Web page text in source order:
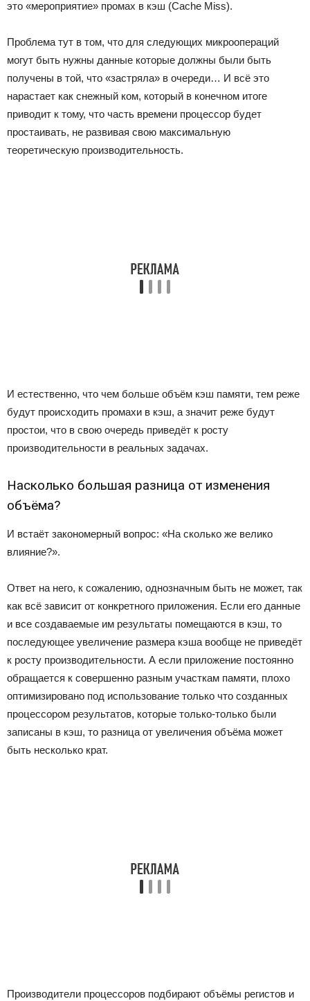
это «мероприятие» промах в кэш (Cache Miss).
Проблема тут в том, что для следующих микроопераций
могут быть нужны данные которые должны были быть
получены в той, что «застряла» в очереди… И всё это
нарастает как снежный ком, который в конечном итоге
приводит к тому, что часть времени процессор будет
простаивать, не развивая свою максимальную
теоретическую производительность.
И естественно, что чем больше объём кэш памяти, тем реже
будут происходить промахи в кэш, а значит реже будут
простои, что в свою очередь приведёт к росту
производительности в реальных задачах.
Насколько большая разница от изменения
объёма?
И встаёт закономерный вопрос: «На сколько же велико
влияние?».
Ответ на него, к сожалению, однозначным быть не может, так
как всё зависит от конкретного приложения. Если его данные
и все создаваемые им результаты помещаются в кэш, то
последующее увеличение размера кэша вообще не приведёт
к росту производительности. А если приложение постоянно
обращается к совершенно разным участкам памяти, плохо
оптимизировано под использование только что созданных
процессором результатов, которые только-только были
записаны в кэш, то разница от увеличения объёма может
быть несколько крат.
Производители процессоров подбирают объёмы регистов и